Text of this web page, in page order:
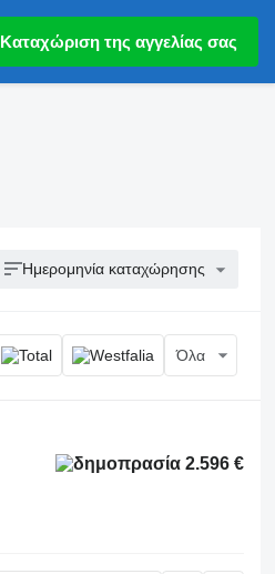
Καταχώριση της αγγελίας σας
Ημερομηνία καταχώρησης
Όλα
2.596 €